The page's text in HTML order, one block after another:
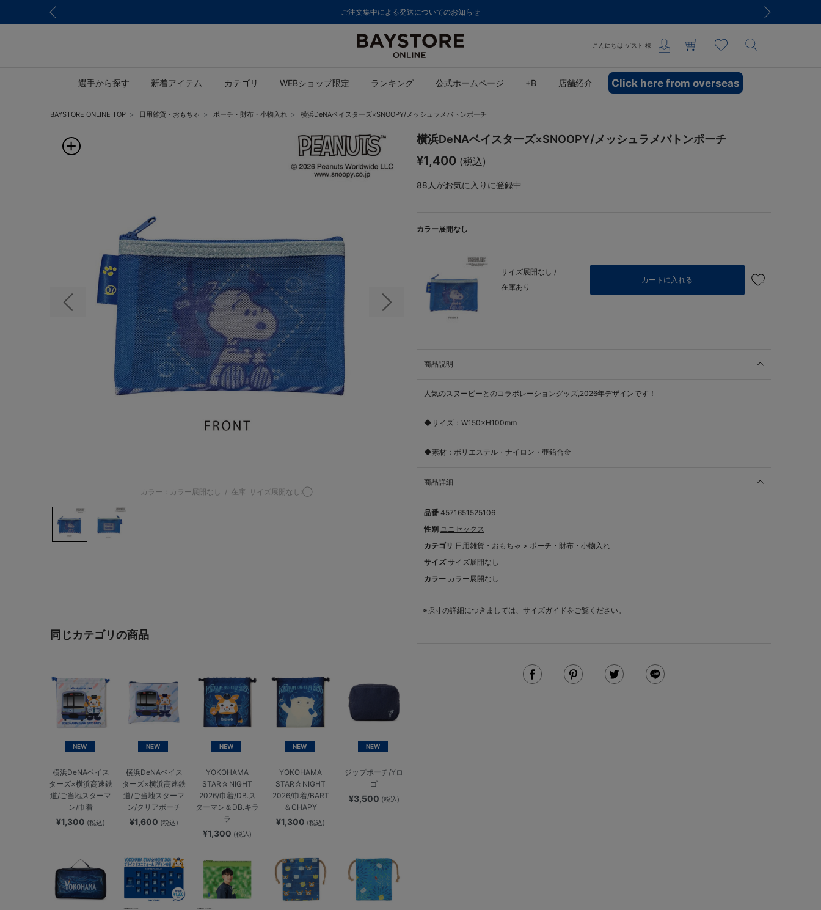
ご注文集中による発送についてのお知らせ
こんにちは ゲスト 様
選手から探す 新着アイテム カテゴリ WEBショップ限定 ランキング 公式ホームページ +B 店舗紹介 Click here from overseas
BAYSTORE ONLINE TOP 日用雑貨・おもちゃ ポーチ・財布・小物入れ 横浜DeNAベイスターズ×SNOOPY/メッシュラメバトンポーチ
前の画像 次の画像
カラー：カラー展開なし / 在庫 サイズ展開なし:◯
同じカテゴリの商品
NEW
横浜DeNAベイス
ターズ×横浜高速鉄
道/ご当地スターマ
ン/巾着
¥1,300 (税込)
NEW
横浜DeNAベイス
ターズ×横浜高速鉄
道/ご当地スターマ
ン/クリアポーチ
¥1,600 (税込)
NEW
YOKOHAMA
STAR☆NIGHT
2026/巾着/DB.ス
ターマン＆DB.キラ
ラ
¥1,300 (税込)
NEW
YOKOHAMA
STAR☆NIGHT
2026/巾着/BART
＆CHAPY
¥1,300 (税込)
NEW
ジップポーチ/Yロ
ゴ
¥3,500 (税込)
横浜DeNAベイスターズ×SNOOPY/メッシュラメバトンポーチ
¥1,400 (税込)
88 人がお気に入りに登録中
カラー展開なし
サイズ展開なし /
在庫あり
カートに入れる
商品説明
人気のスヌーピーとのコラボレーショングッズ,2026年デザインです！
◆サイズ：W150×H100mm
◆素材：ポリエステル・ナイロン・亜鉛合金
商品詳細
品番 4571651525106
性別 ユニセックス
カテゴリ 日用雑貨・おもちゃ > ポーチ・財布・小物入れ
サイズ サイズ展開なし
カラー カラー展開なし
※採寸の詳細につきましては、 サイズガイドをご覧ください。